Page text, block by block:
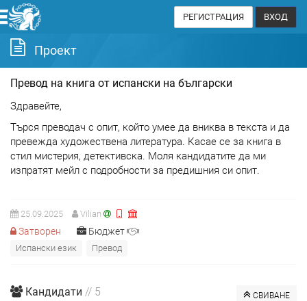
РЕГИСТРАЦИЯ ВХОД
Проект
Превод на книга от испански на български
Здравейте,
Търся преводач с опит, който умее да вниква в текста и да
превежда художествена литература. Касае се за книга в
стил мистерия, детективска. Моля кандидатите да ми
изпратят мейл с подробности за предишния си опит.
25.09.2025 Vilian
Затворен Бюджет
Испански език Превод
Кандидати // 5 СВИВАНЕ